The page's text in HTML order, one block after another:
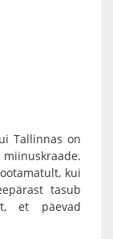
Tallinnas on
kui
tasub
et päevad